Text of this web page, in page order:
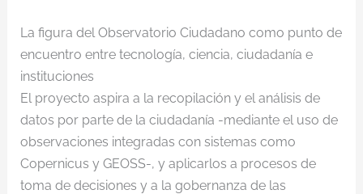
La figura del Observatorio Ciudadano como punto de
encuentro entre tecnología, ciencia, ciudadanía e
instituciones
El proyecto aspira a la recopilación y el análisis de
datos por parte de la ciudadanía -mediante el uso de
observaciones integradas con sistemas como
Copernicus y GEOSS-, y aplicarlos a procesos de
toma de decisiones y a la gobernanza de las